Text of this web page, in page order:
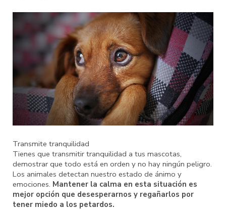
Transmite tranquilidad
Tienes que transmitir tranquilidad a tus mascotas,
demostrar que todo está en orden y no hay ningún peligro.
Los animales detectan nuestro estado de ánimo y
emociones. Mantener la calma en esta situación es
mejor opción que desesperarnos y regañarlos por
tener miedo a los petardos.